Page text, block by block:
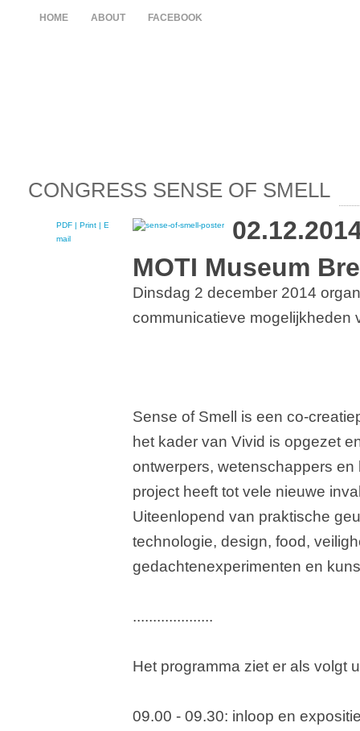
HOME ABOUT FACEBOOK
CONGRESS SENSE OF SMELL
PDF | Print | E-
mail
MOTI Museum
Dinsdag 2 december 2014
communicatieve mogelijkheden
Sense of Smell is een co-
het kader van Vivid is opgezet
ontwerpers, wetenschappers
project heeft tot vele nieuwe
Uiteenlopend van praktische
technologie, design, food,
gedachtenexperimenten en
....................
Het programma ziet er als volgt
09.00 - 09.30: inloop en